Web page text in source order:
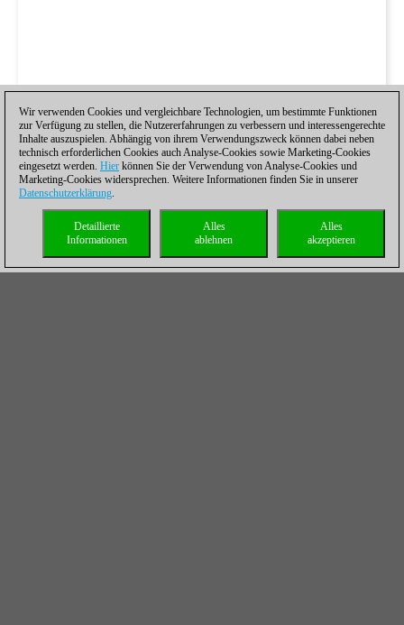
Wir verwenden Cookies und vergleichbare Technologien, um bestimmte Funktionen
zur Verfügung zu stellen, die Nutzererfahrungen zu verbessern und interessengerechte
Inhalte auszuspielen. Abhängig von ihrem Verwendungszweck können dabei neben
technisch erforderlichen Cookies auch Analyse-Cookies sowie Marketing-Cookies
eingesetzt werden. Hier können Sie der Verwendung von Analyse-Cookies und
Marketing-Cookies widersprechen. Weitere Informationen finden Sie in unserer
Datenschutzerklärung.
Alles
akzeptieren
Alles
ablehnen
Detaillierte
Informationen